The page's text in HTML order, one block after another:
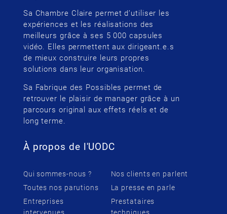
Sa Chambre Claire permet d’utiliser les
expériences et les réalisations des
meilleurs grâce à ses 5 000 capsules
vidéo. Elles permettent aux dirigeant.e.s
de mieux construire leurs propres
solutions dans leur organisation.
Sa Fabrique des Possibles permet de
retrouver le plaisir de manager grâce à un
parcours original aux effets réels et de
long terme.
À propos de l'UODC
Qui sommes-nous ?
Toutes nos parutions
Entreprises
Nos clients en parlent
La presse en parle
Prestataires